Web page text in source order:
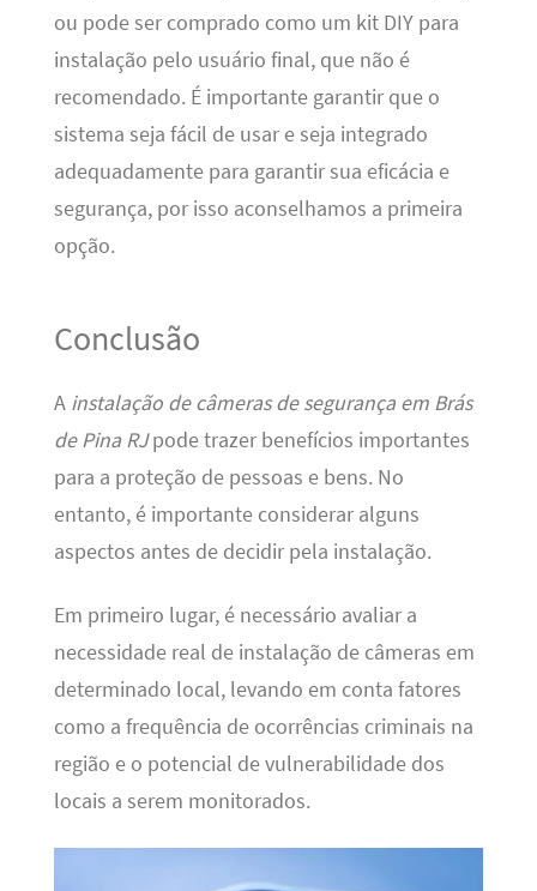
ou pode ser comprado como um kit DIY para
instalação pelo usuário final, que não é
recomendado. É importante garantir que o
sistema seja fácil de usar e seja integrado
adequadamente para garantir sua eficácia e
segurança, por isso aconselhamos a primeira
opção.
Conclusão
A instalação de câmeras de segurança em Brás
de Pina RJpode trazer benefícios importantes
para a proteção de pessoas e bens. No
entanto, é importante considerar alguns
aspectos antes de decidir pela instalação.
Em primeiro lugar, é necessário avaliar a
necessidade real de instalação de câmeras em
determinado local, levando em conta fatores
como a frequência de ocorrências criminais na
região e o potencial de vulnerabilidade dos
locais a serem monitorados.